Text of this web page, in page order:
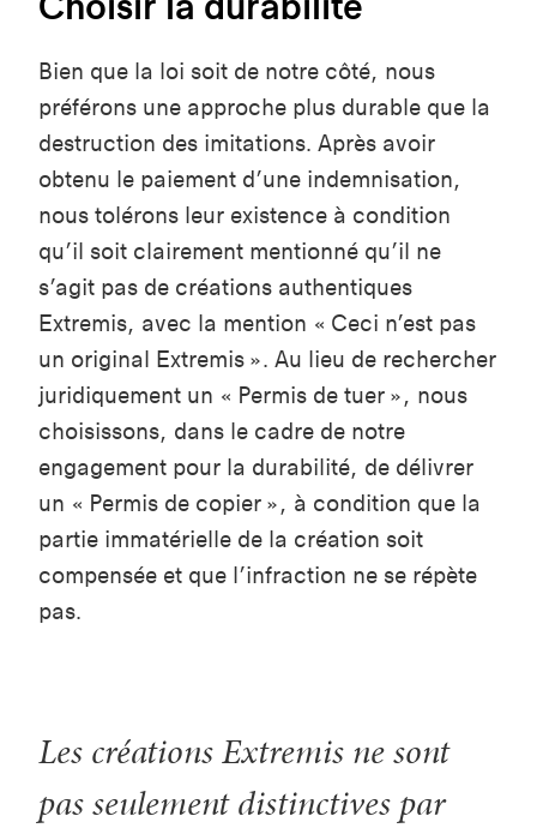
Bien que la loi soit de notre côté, nous
préférons une approche plus durable que la
destruction des imitations. Après avoir
obtenu le paiement d’une indemnisation,
nous tolérons leur existence à condition
qu’il soit clairement mentionné qu’il ne
s’agit pas de créations authentiques
Extremis, avec la mention « Ceci n’est pas
un original Extremis ». Au lieu de rechercher
juridiquement un « Permis de tuer », nous
choisissons, dans le cadre de notre
engagement pour la durabilité, de délivrer
un « Permis de copier », à condition que la
partie immatérielle de la création soit
compensée et que l’infraction ne se répète
pas.
Les créations Extremis ne sont
pas seulement distinctives par